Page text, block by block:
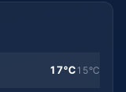
17°C 15°C